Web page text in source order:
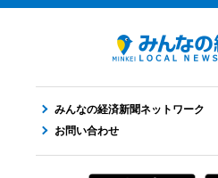
みんなの経済新聞ネットワーク
お問い合わせ